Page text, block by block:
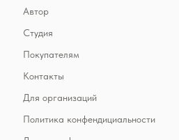
Автор
Студия
Покупателям
Контакты
Для организаций
Политика конфендициальности